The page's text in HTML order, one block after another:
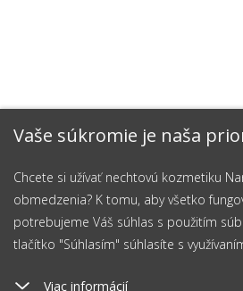
Vaše súkromie je naša
Chcete si užívať nechtovú kozmetiku
obmedzenia? K tomu, aby všetko
potrebujeme Váš súhlas s použitím
tlačítko "Súhlasím" súhlasíte s
Viac informácií